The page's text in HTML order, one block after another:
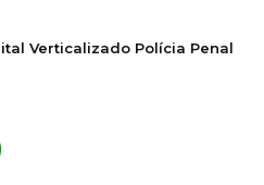
Verticalizado Polícia Penal